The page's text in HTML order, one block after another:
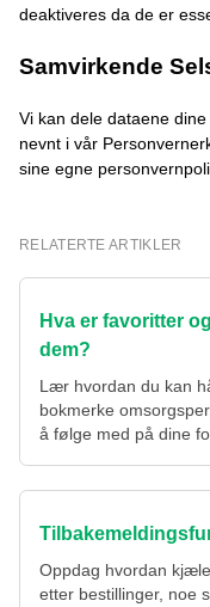
deaktiveres da de er
Samvirkende
Vi kan dele dataene
nevnt i vår
sine egne
RELATERTE ARTIKLER
Hva er favoritter
dem?
Lær hvordan du kan
bokmerke
å følge med på dine
Oppdag hvordan
etter bestillinger, noe